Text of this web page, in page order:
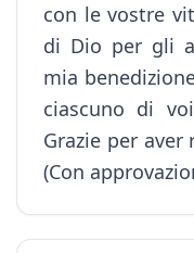
con le vostre
di Dio per gli
mia
ciascuno di
Grazie per
(Con